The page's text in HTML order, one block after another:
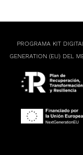
PROGRAMA KIT
GENERATION (EU) DEL